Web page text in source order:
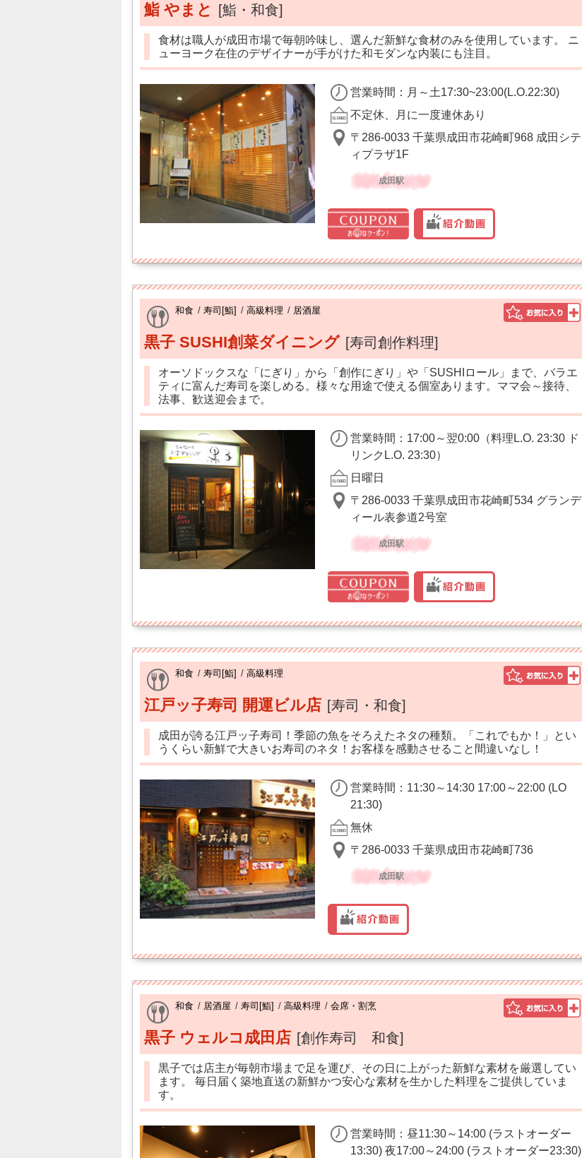
鮨 やまと [鮨・和食]
食材は職人が成田市場で毎朝吟味し、選んだ新鮮な食材のみを使用しています。 ニ
ューヨーク在住のデザイナーが手がけた和モダンな内装にも注目。
営業時間：月～土17:30~23:00(L.O.22:30)
不定休、月に一度連休あり
〒286-0033 千葉県成田市花崎町968 成田シテ
ィプラザ1F
成田駅
和食 / 寿司[鮨] / 高級料理 / 居酒屋
黒子 SUSHI創菜ダイニング [寿司創作料理]
オーソドックスな「にぎり」から「創作にぎり」や「SUSHIロール」まで、バラエ
ティに富んだ寿司を楽しめる。様々な用途で使える個室あります。ママ会～接待、
法事、歓送迎会まで。
営業時間：17:00～翌0:00（料理L.O. 23:30 ド
リンクL.O. 23:30）
日曜日
〒286-0033 千葉県成田市花崎町534 グランデ
ィール表参道2号室
成田駅
和食 / 寿司[鮨] / 高級料理
江戸ッ子寿司 開運ビル店 [寿司・和食]
成田が誇る江戸ッ子寿司！季節の魚をそろえたネタの種類。「これでもか！」とい
うくらい新鮮で大きいお寿司のネタ！お客様を感動させること間違いなし！
営業時間：11:30～14:30 17:00～22:00 (LO
21:30)
無休
〒286-0033 千葉県成田市花崎町736
成田駅
和食 / 居酒屋 / 寿司[鮨] / 高級料理 / 会席・割烹
黒子 ウェルコ成田店 [創作寿司 和食]
黒子では店主が毎朝市場まで足を運び、その日に上がった新鮮な素材を厳選してい
ます。 毎日届く築地直送の新鮮かつ安心な素材を生かした料理をご提供していま
す。
営業時間：昼11:30～14:00 (ラストオーダー
13:30) 夜17:00～24:00 (ラストオーダー23:30)